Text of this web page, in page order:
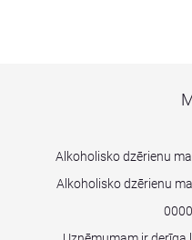
Alkoholisko dzērienu
Alkoholisko dzērienu